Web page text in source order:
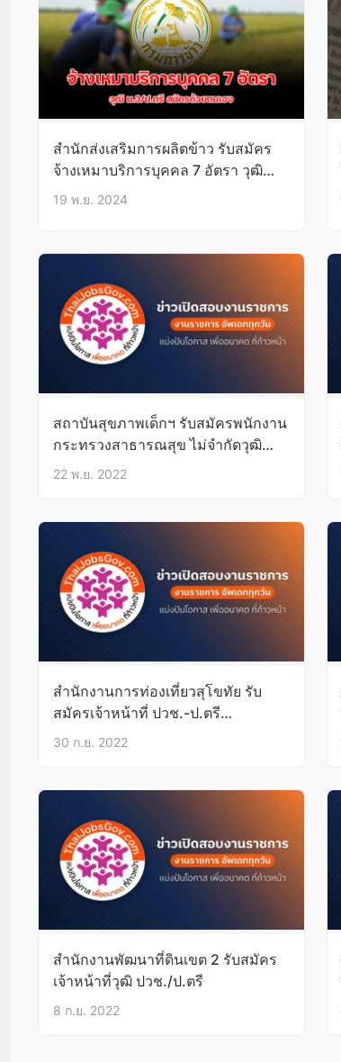
สํานักส่งเสริมการผลิตข้าว รับสมัคร
จ้างเหมาบริการบุคคล 7 อัตรา วุฒิ
ม.3/ป.ตรี บัดนี้-29พ.ย.67
19 พ.ย. 2024
สถาบันสุขภาพเด็กฯ รับสมัครพนักงาน
กระทรวงสาธารณสุข ไม่จำกัดวุฒิ
-ปวส.
22 พ.ย. 2022
สำนักงานการท่องเที่ยวสุโขทัย รับ
สมัครเจ้าหน้าที่ ปวช.-ป.ตรี
บัดนี้-4ต.ค.65
30 ก.ย. 2022
สำนักงานพัฒนาที่ดินเขต 2 รับสมัคร
เจ้าหน้าที่วุฒิ ปวช./ป.ตรี
8 ก.ย. 2022